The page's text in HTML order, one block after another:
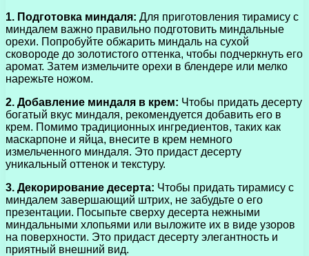
1. Подготовка миндаля: Для приготовления тирамису с
миндалем важно правильно подготовить миндальные
орехи. Попробуйте обжарить миндаль на сухой
сковороде до золотистого оттенка, чтобы подчеркнуть его
аромат. Затем измельчите орехи в блендере или мелко
нарежьте ножом.
2. Добавление миндаля в крем: Чтобы придать десерту
богатый вкус миндаля, рекомендуется добавить его в
крем. Помимо традиционных ингредиентов, таких как
маскарпоне и яйца, внесите в крем немного
измельченного миндаля. Это придаст десерту
уникальный оттенок и текстуру.
3. Декорирование десерта: Чтобы придать тирамису с
миндалем завершающий штрих, не забудьте о его
презентации. Посыпьте сверху десерта нежными
миндальными хлопьями или выложите их в виде узоров
на поверхности. Это придаст десерту элегантность и
приятный внешний вид.